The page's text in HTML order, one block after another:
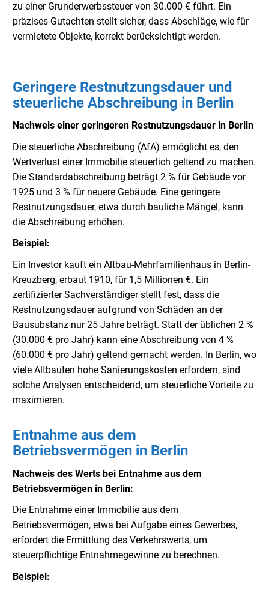
zu einer Grunderwerbssteuer von 30.000 € führt. Ein
präzises Gutachten stellt sicher, dass Abschläge, wie für
vermietete Objekte, korrekt berücksichtigt werden.
Geringere Restnutzungsdauer und
steuerliche Abschreibung in Berlin
Nachweis einer geringeren Restnutzungsdauer in Berlin
Die steuerliche Abschreibung (AfA) ermöglicht es, den
Wertverlust einer Immobilie steuerlich geltend zu machen.
Die Standardabschreibung beträgt 2 % für Gebäude vor
1925 und 3 % für neuere Gebäude. Eine geringere
Restnutzungsdauer, etwa durch bauliche Mängel, kann
die Abschreibung erhöhen.
Beispiel:
Ein Investor kauft ein Altbau-Mehrfamilienhaus in Berlin-
Kreuzberg, erbaut 1910, für 1,5 Millionen €. Ein
zertifizierter Sachverständiger stellt fest, dass die
Restnutzungsdauer aufgrund von Schäden an der
Bausubstanz nur 25 Jahre beträgt. Statt der üblichen 2 %
(30.000 € pro Jahr) kann eine Abschreibung von 4 %
(60.000 € pro Jahr) geltend gemacht werden. In Berlin, wo
viele Altbauten hohe Sanierungskosten erfordern, sind
solche Analysen entscheidend, um steuerliche Vorteile zu
maximieren.
Entnahme aus dem
Betriebsvermögen in Berlin
Nachweis des Werts bei Entnahme aus dem
Betriebsvermögen in Berlin:
Die Entnahme einer Immobilie aus dem
Betriebsvermögen, etwa bei Aufgabe eines Gewerbes,
erfordert die Ermittlung des Verkehrswerts, um
steuerpflichtige Entnahmegewinne zu berechnen.
Beispiel: